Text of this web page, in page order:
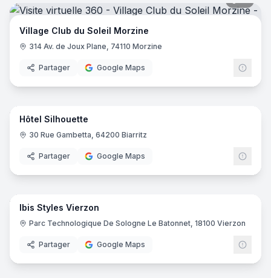
Village Club du Soleil Morzine
314 Av. de Joux Plane, 74110 Morzine
Partager Google Maps
22
Hôtel Silhouette
30 Rue Gambetta, 64200 Biarritz
Partager Google Maps
8
Ibis Styles Vierzon
Parc Technologique De Sologne Le Batonnet, 18100 Vierzon
Partager Google Maps